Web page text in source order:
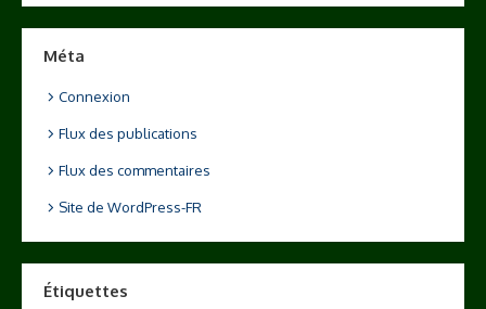
Méta
Connexion
Flux des publications
Flux des commentaires
Site de WordPress-FR
Étiquettes